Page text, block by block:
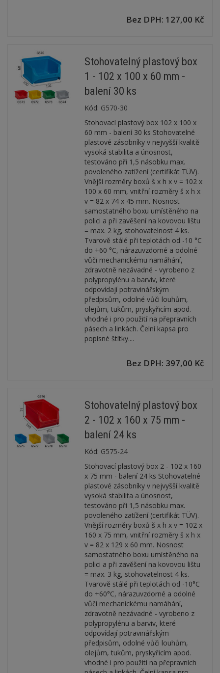
Bez DPH: 127,00 Kč
Stohovatelný plastový box
1 - 102 x 100 x 60 mm -
balení 30 ks
Kód: G570-30
Stohovací plastový box 102 x 100 x
60 mm - balení 30 ks Stohovatelné
plastové zásobníky v nejvyšší kvalitě
vysoká stabilita a únosnost,
testováno při 1,5 násobku max.
povoleného zatížení (certifikát TÜV).
Vnější rozměry boxů š x h x v = 102 x
100 x 60 mm, vnitřní rozměry š x h x
v = 82 x 74 x 45 mm. Nosnost
samostatného boxu umístěného na
polici a při zavěšení na kovovou lištu
= max. 2 kg, stohovatelnost 4 ks.
Tvarově stálé při teplotách od -10 °C
do +60 °C, nárazuvzdorné a odolné
vůči mechanickému namáhání,
zdravotně nezávadné - vyrobeno z
polypropylénu a barviv, které
odpovídají potravinářským
předpisům, odolné vůči louhům,
olejům, tukům, pryskyřicím apod.
vhodné i pro použití na přepravních
pásech a linkách. Čelní kapsa pro
popisné štítky....
Bez DPH: 397,00 Kč
Stohovatelný plastový box
2 - 102 x 160 x 75 mm -
balení 24 ks
Kód: G575-24
Stohovací plastový box 2 - 102 x 160
x 75 mm - balení 24 ks Stohovatelné
plastové zásobníky v nejvyšší kvalitě
vysoká stabilita a únosnost,
testováno při 1,5 násobku max.
povoleného zatížení (certifikát TÜV).
Vnější rozměry boxů š x h x v = 102 x
160 x 75 mm, vnitřní rozměry š x h x
v = 82 x 129 x 60 mm. Nosnost
samostatného boxu umístěného na
polici a při zavěšení na kovovou lištu
= max. 3 kg, stohovatelnost 4 ks.
Tvarově stálé při teplotách od -10°C
do +60°C, nárazuvzdorné a odolné
vůči mechanickému namáhání,
zdravotně nezávadné - vyrobeno z
polypropylénu a barviv, které
odpovídají potravinářským
předpisům, odolné vůči louhům,
olejům, tukům, pryskyřicím apod.
vhodné i pro použití na přepravních